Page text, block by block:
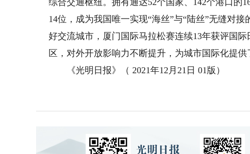
综合交通枢纽。拥有通达52个国家、142个港口的
14位，成为我国唯一实现“海丝”与“陆丝”无缝对
好交流城市，厦门国际马拉松赛连续13年获评国
区，对外开放影响力不断提升，为城市国际化提供
《光明日报》（ 2021年12月21日 01版）